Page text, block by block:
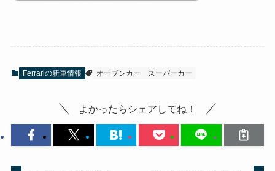
Ferrariの新車情報 オープンカー スーパーカー
よかったらシェアしてね！